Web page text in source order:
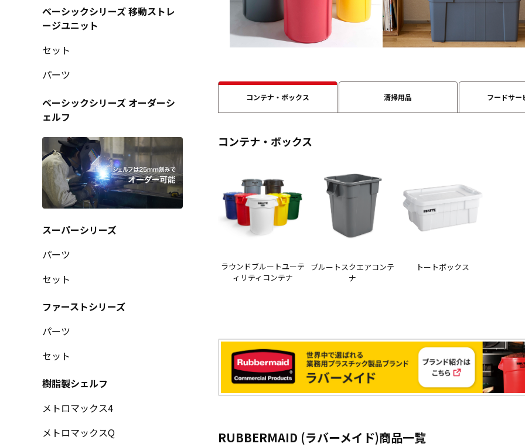
ベーシックシリーズ 移動ストレ
ージユニット
セット
パーツ
ベーシックシリーズ オーダーシ
ェルフ
スーパーシリーズ
パーツ
セット
ファーストシリーズ
パーツ
セット
樹脂製シェルフ
メトロマックス4
メトロマックスQ
コンテナ・ボックス 清掃用品 フードサー
コンテナ・ボックス
ラウンドブルートユーテ
ィリティコンテナ
ブルートスクエアコンテ
ナ
トートボックス
RUBBERMAID (ラバーメイド)商品一覧